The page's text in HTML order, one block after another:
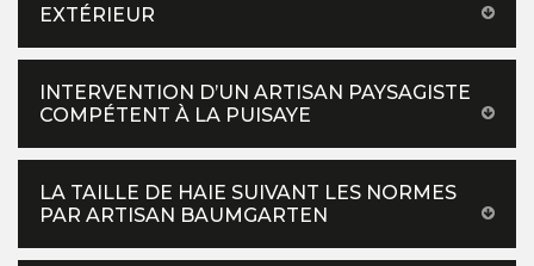
EXTÉRIEUR
INTERVENTION D’UN ARTISAN PAYSAGISTE
COMPÉTENT À LA PUISAYE
LA TAILLE DE HAIE SUIVANT LES NORMES
PAR ARTISAN BAUMGARTEN